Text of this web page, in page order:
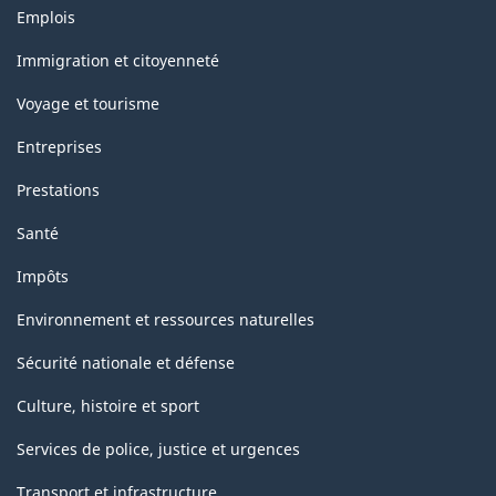
classification
Thèmes
sujets
Emplois
Immigration et citoyenneté
Voyage et tourisme
Entreprises
Prestations
Santé
Impôts
Environnement et ressources naturelles
Sécurité nationale et défense
Culture, histoire et sport
Services de police, justice et urgences